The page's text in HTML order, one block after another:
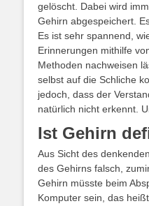
gelöscht. Dabei wird
Gehirn abgespeichert.
Es ist sehr spannend,
Erinnerungen mithilfe
Methoden nachweisen
selbst auf die Schliche
jedoch, dass der
natürlich nicht erkennt.
Ist Gehirn
Aus Sicht des
des Gehirns falsch,
Gehirn müsste beim
Komputer sein, das